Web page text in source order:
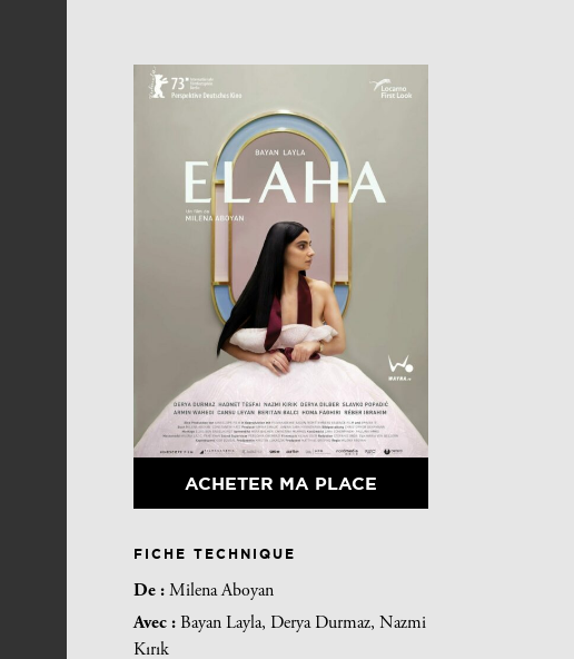
ACHETER MA PLACE
FICHE TECHNIQUE
De : Milena Aboyan
Avec : Bayan Layla, Derya Durmaz, Nazmi
Kırık